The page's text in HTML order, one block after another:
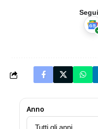
Anno